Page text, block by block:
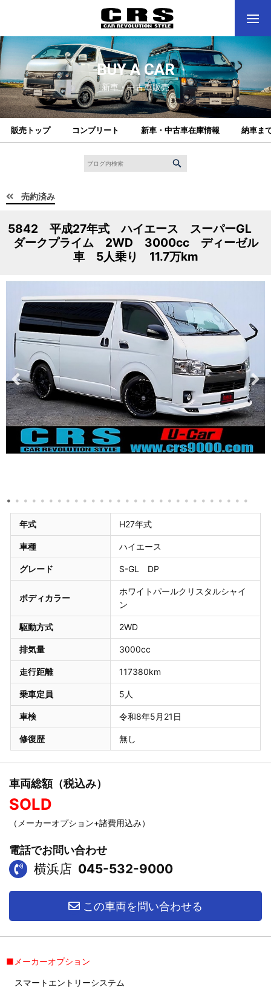
BUY A CAR
新車・中古車販売
販売トップ コンプリート 新車・中古車在庫情報 納車ま
売約済み
5842 平成27年式 ハイエース スーパーGL
ダークプライム 2WD 3000cc ディーゼル
車 5人乗り 11.7万km
年式 H27年式
車種 ハイエース
グレード S-GL DP
ボディカラー
ホワイトパールクリスタルシャイ
ン
駆動方式 2WD
排気量 3000cc
走行距離 117380km
乗車定員 5人
車検 令和8年5月21日
修復歴 無し
車両総額（税込み）
SOLD
（メーカーオプション+諸費用込み）
電話でお問い合わせ
横浜店 045-532-9000
この車両を問い合わせる
■メーカーオプション
スマートエントリーシステム